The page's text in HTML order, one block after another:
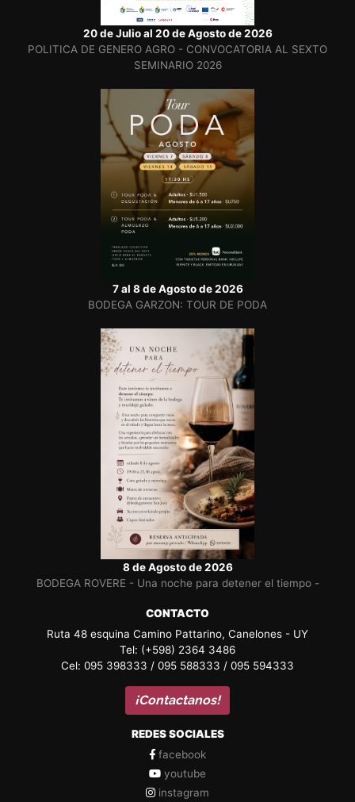
20 de Julio al 20 de Agosto de 2026
POLITICA DE GENERO AGRO - CONVOCATORIA AL SEXTO
SEMINARIO 2026
7 al 8 de Agosto de 2026
BODEGA GARZON: TOUR DE PODA
8 de Agosto de 2026
BODEGA ROVERE - Una noche para detener el tiempo -
CONTACTO
Ruta 48 esquina Camino Pattarino, Canelones - UY
Tel: (+598) 2364 3486
Cel: 095 398333 / 095 588333 / 095 594333
¡Contactanos!
REDES SOCIALES
facebook
youtube
instagram